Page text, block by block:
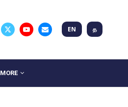
EN த
MORE